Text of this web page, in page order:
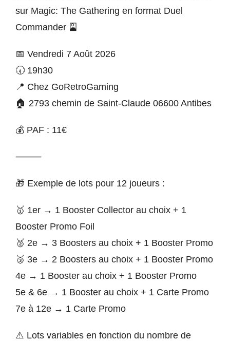
sur Magic: The Gathering en format Duel
Commander 🎴
📅 Vendredi 7 Août 2026
🕢 19h30
📍 Chez GoRetroGaming
🏠 2793 chemin de Saint-Claude 06600 Antibes
💰 PAF : 11€
⸻
🎁 Exemple de lots pour 12 joueurs :
🥇 1er → 1 Booster Collector au choix + 1
Booster Promo Foil
🥈 2e → 3 Boosters au choix + 1 Booster Promo
🥉 3e → 2 Boosters au choix + 1 Booster Promo
4e → 1 Booster au choix + 1 Booster Promo
5e & 6e → 1 Booster au choix + 1 Carte Promo
7e à 12e → 1 Carte Promo
⚠️ Lots variables en fonction du nombre de